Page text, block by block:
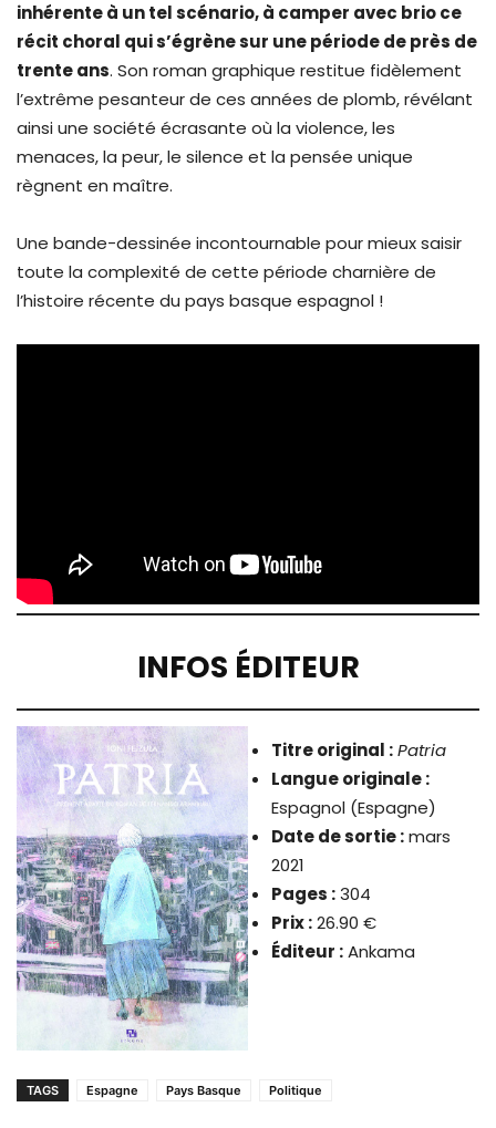
inhérente à un tel scénario, à camper avec brio ce
récit choral qui s’égrène sur une période de près de
trente ans. Son roman graphique restitue fidèlement
l’extrême pesanteur de ces années de plomb, révélant
ainsi une société écrasante où la violence, les
menaces, la peur, le silence et la pensée unique
règnent en maître.
Une bande-dessinée incontournable pour mieux saisir
toute la complexité de cette période charnière de
l’histoire récente du pays basque espagnol !
INFOS ÉDITEUR
Titre original :Patria
Langue originale :
Espagnol (Espagne)
Date de sortie :mars
2021
Pages :304
Prix :26.90 €
Éditeur :Ankama
TAGS Espagne Pays Basque Politique